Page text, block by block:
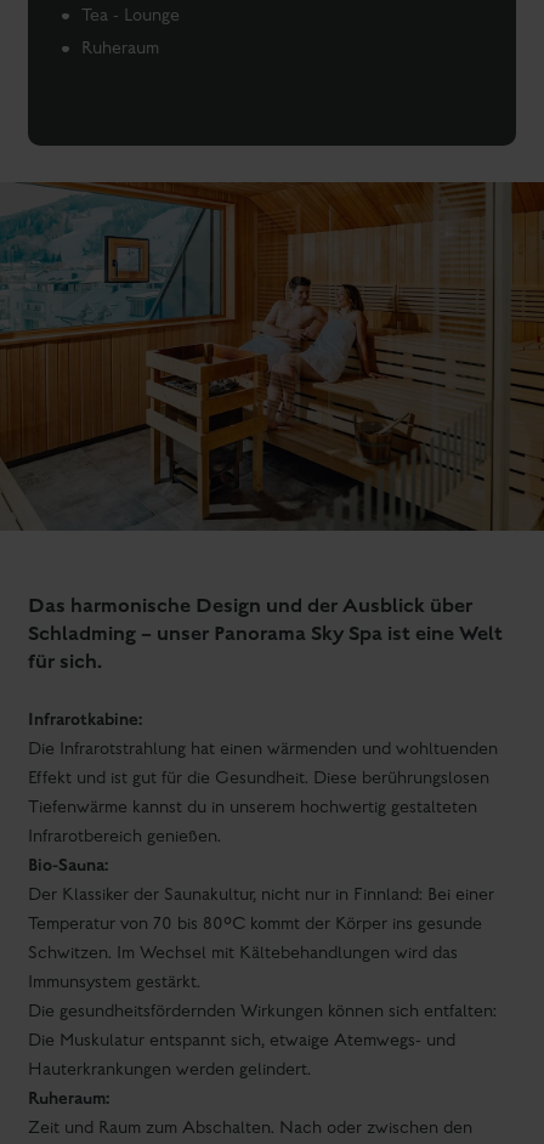
Tea - Lounge
Ruheraum
Das harmonische Design und der Ausblick über
Schladming – unser Panorama Sky Spa ist eine Welt
für sich.
Infrarotkabine:
Die Infrarotstrahlung hat einen wärmenden und wohltuenden
Effekt und ist gut für die Gesundheit. Diese berührungslosen
Tiefenwärme kannst du in unserem hochwertig gestalteten
Infrarotbereich genießen.
Bio-Sauna:
Der Klassiker der Saunakultur, nicht nur in Finnland: Bei einer
Temperatur von 70 bis 80°C kommt der Körper ins gesunde
Schwitzen. Im Wechsel mit Kältebehandlungen wird das
Immunsystem gestärkt.
Die gesundheitsfördernden Wirkungen können sich entfalten:
Die Muskulatur entspannt sich, etwaige Atemwegs- und
Hauterkrankungen werden gelindert.
Ruheraum:
Zeit und Raum zum Abschalten. Nach oder zwischen den